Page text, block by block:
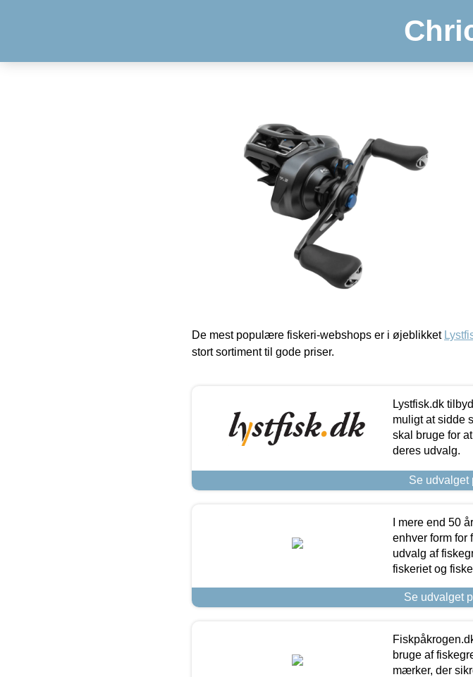
De mest populære fiskeri-webshops er i øjeblikket
stort sortiment til gode priser.
Lystfisk.dk
muligt at sidde
skal bruge for
deres udvalg.
Se udvalget
I mere end 50
enhver form
udvalg af
fiskeriet og
Se udvalget
bruge af
mærker, der